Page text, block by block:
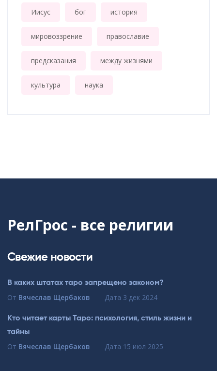
Иисус бог история
мировоззрение православие
предсказания между жизнями
культура наука
РелГрос - все религии
Свежие новости
В каких штатах таро запрещено законом?
От Вячеслав Щербаков Дата 3 дек 2024
Кто читает карты Таро: психология, стиль жизни и
тайны
От Вячеслав Щербаков Дата 15 июл 2025